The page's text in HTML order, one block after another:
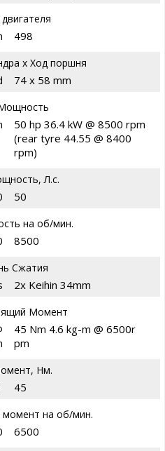
498
х Ход поршня
74 x 58 mm
50 hp 36.4 kW @ 8500 rpm
(rear tyre 44.55 @ 8400
rpm)
Л.с.
50
на об/мин.
8500
Сжатия
2x Keihin 34mm
Момент
45 Nm 4.6 kg-m @ 6500r
pm
Нм.
45
момент на об/мин.
6500